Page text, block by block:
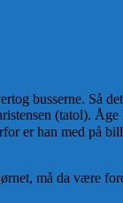
busserne. Så
(tatol).
er han med på
må da være